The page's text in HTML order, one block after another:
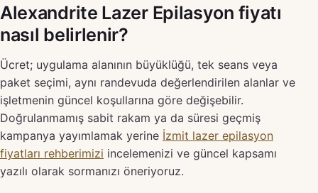
Alexandrite Lazer Epilasyon fiyatı
nasıl belirlenir?
Ücret; uygulama alanının büyüklüğü, tek seans veya
paket seçimi, aynı randevuda değerlendirilen alanlar ve
işletmenin güncel koşullarına göre değişebilir.
Doğrulanmamış sabit rakam ya da süresi geçmiş
kampanya yayımlamak yerine İzmit lazer epilasyon
fiyatları rehberimizi incelemenizi ve güncel kapsamı
yazılı olarak sormanızı öneriyoruz.